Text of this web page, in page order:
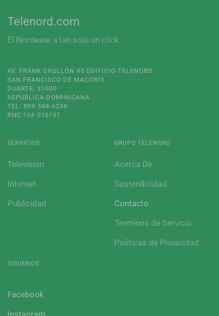
Telenord.com
El Nordeste a tan solo un click
AV. FRANK GRULLÓN #5 EDIFICIO TELENORD
SAN FRANCISCO DE MACORÍS
DUARTE, 31000
REPUBLICA DOMINICANA
TEL: 809-588-6238
RNC:104-016191
SERVICIOS
Television
Internet
Publicidad
GRUPO TELENORD
Acerca De
Sostenibilidad
Contacto
Terminos de Servicio
Politicas de Privacidad
SIGUENOS
Facebook
Instagram